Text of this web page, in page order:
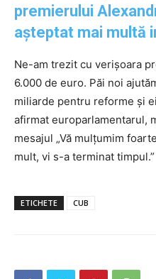
premierului
așteptat mai multă
Ne-am trezit cu verișoara
6.000 de euro. Păi noi
miliarde pentru reforme și
afirmat europarlamentarul,
mesajul „Vă mulțumim
mult, vi s-a terminat timpul.”
ETICHETE CUB